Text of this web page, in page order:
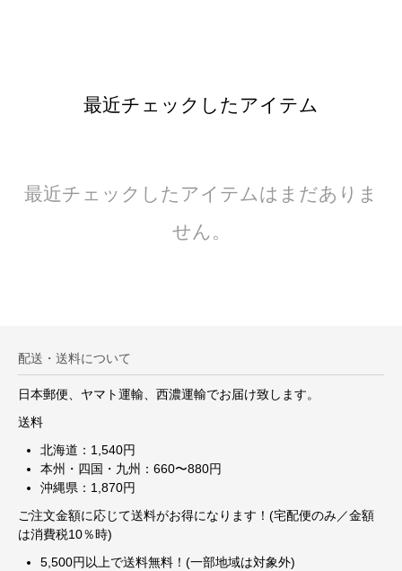
最近チェックしたアイテム
最近チェックしたアイテムはまだありま
せん。
配送・送料について
日本郵便、ヤマト運輸、西濃運輸でお届け致します。
送料
北海道：1,540円
本州・四国・九州：660〜880円
沖縄県：1,870円
ご注文金額に応じて送料がお得になります！(宅配便のみ／金額
は消費税10％時)
5,500円以上で送料無料！(一部地域は対象外)